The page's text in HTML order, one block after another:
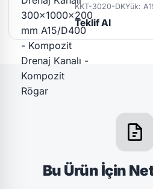
KKT-3020-DKYük:
Teklif Al
Bu Ürün İçin